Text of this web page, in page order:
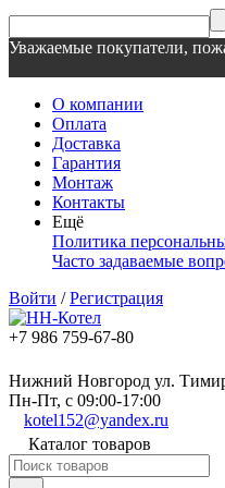
Уважаемые покупатели,
О компании
Оплата
Доставка
Гарантия
Монтаж
Контакты
Ещё
Политика
Часто задаваемые
Войти /Регистрация
+7 986 759-67-80
Нижний Новгород ул.
Пн-Пт, с 09:00-17:00
kotel152@yandex.ru
Каталог товаров